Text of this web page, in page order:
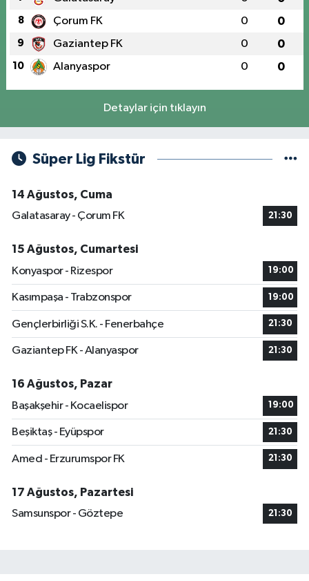
8 Çorum FK 0 0
9 Gaziantep FK 0 0
10 Alanyaspor 0 0
Detaylar için tıklayın
Süper Lig Fikstür
14 Ağustos, Cuma
Galatasaray - Çorum FK
21:30
15 Ağustos, Cumartesi
Konyaspor - Rizespor
19:00
Kasımpaşa - Trabzonspor 19:00
Gençlerbirliği S.K. - Fenerbahçe 21:30
Gaziantep FK - Alanyaspor 21:30
16 Ağustos, Pazar
Başakşehir - Kocaelispor
19:00
Beşiktaş - Eyüpspor 21:30
Amed - Erzurumspor FK 21:30
17 Ağustos, Pazartesi
Samsunspor - Göztepe
21:30